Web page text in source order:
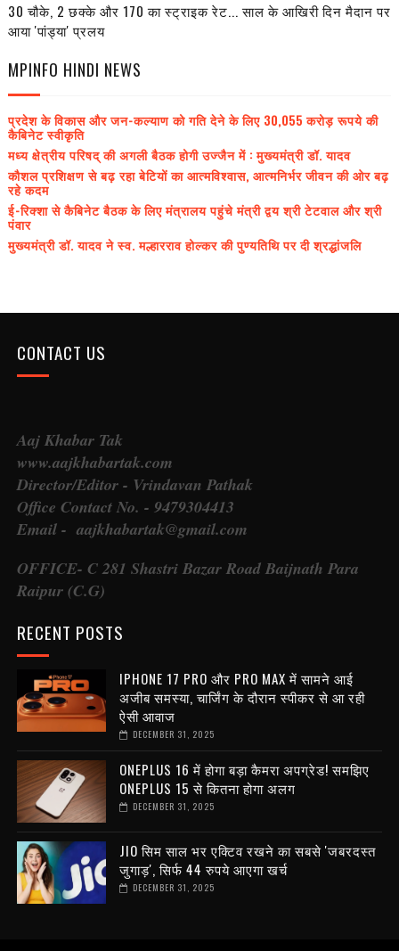
30 चौके, 2 छक्के और 170 का स्ट्राइक रेट... साल के आखिरी दिन मैदान पर
आया 'पांड्या' प्रलय
MPINFO HINDI NEWS
प्रदेश के विकास और जन-कल्याण को गति देने के लिए 30,055 करोड़ रूपये की
कैबिनेट स्वीकृति
मध्य क्षेत्रीय परिषद् की अगली बैठक होगी उज्जैन में : मुख्यमंत्री डॉ. यादव
कौशल प्रशिक्षण से बढ़ रहा बेटियों का आत्मविश्वास, आत्मनिर्भर जीवन की ओर बढ़
रहे कदम
ई-रिक्शा से कैबिनेट बैठक के लिए मंत्रालय पहुंचे मंत्री द्वय श्री टेटवाल और श्री
पंवार
मुख्यमंत्री डॉ. यादव ने स्व. मल्हारराव होल्कर की पुण्यतिथि पर दी श्रद्धांजलि
CONTACT US
Aaj Khabar Tak
www.aajkhabartak.com
Director/Editor - Vrindavan Pathak
Office Contact No. - 9479304413
Email - aajkhabartak@gmail.com
OFFICE- C 281 Shastri Bazar Road Baijnath Para
Raipur (C.G)
RECENT POSTS
IPHONE 17 PRO और PRO MAX में सामने आई
अजीब समस्या, चार्जिंग के दौरान स्पीकर से आ रही
ऐसी आवाज
DECEMBER 31, 2025
ONEPLUS 16 में होगा बड़ा कैमरा अपग्रेड! समझिए
ONEPLUS 15 से कितना होगा अलग
DECEMBER 31, 2025
JIO सिम साल भर एक्टिव रखने का सबसे 'जबरदस्त
जुगाड़', सिर्फ 44 रुपये आएगा खर्च
DECEMBER 31, 2025